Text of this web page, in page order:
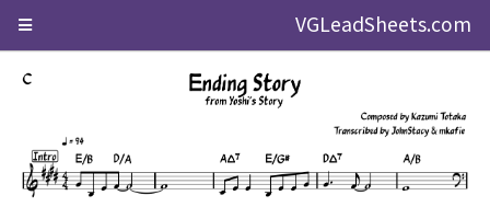
VGLeadSheets.com